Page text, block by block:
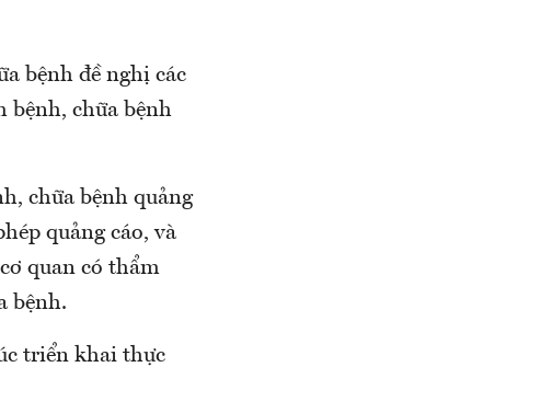
bệnh đề nghị các
bệnh, chữa bệnh
chữa bệnh quảng
quảng cáo, và
quan có thẩm
bệnh.
triển khai thực